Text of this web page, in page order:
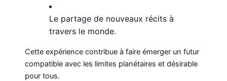
Le partage de nouveaux récits à
travers le monde.
Cette expérience contribue à faire émerger un futur
compatible avec les limites planétaires et désirable
pour tous.